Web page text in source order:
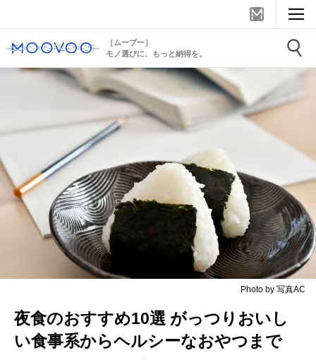
［ムーブー］
モノ選びに、もっと納得を。
Photo by 写真AC
夜食のおすすめ10選 がっつりおいし
い食事系からヘルシーなおやつまで